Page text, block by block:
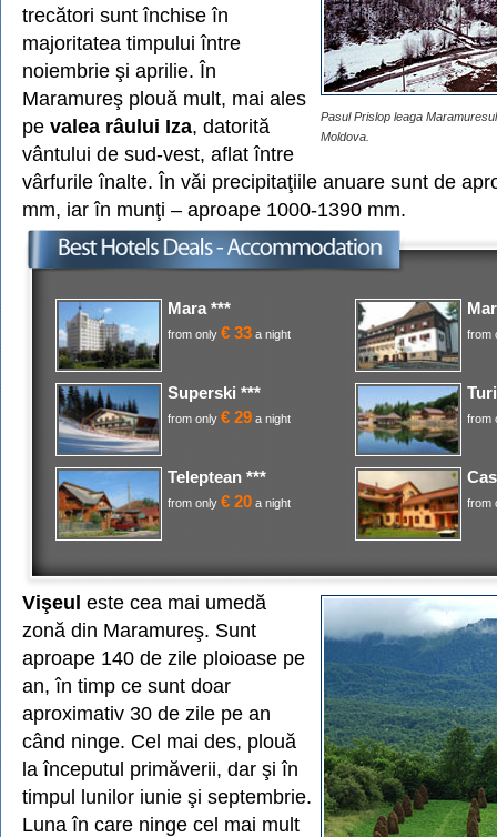
Pasul Prislop leaga
Moldova.
trecători sunt închise în
majoritatea timpului între
noiembrie şi aprilie. În
Maramureş plouă mult, mai ales
pe valea râului Iza, datorită
vântului de sud-vest, aflat între
vârfurile înalte. În văi precipitaţiile anuare sunt de
mm, iar în munţi – aproape 1000-1390 mm.
Mara ***
from only € 33 a night from
Superski ***
from only € 29 a night from
Teleptean ***
from only € 20 a night from
Vişeul este cea mai umedă
zonă din Maramureş. Sunt
aproape 140 de zile ploioase pe
an, în timp ce sunt doar
aproximativ 30 de zile pe an
când ninge. Cel mai des, plouă
la începutul primăverii, dar şi în
timpul lunilor iunie şi septembrie.
Luna în care ninge cel mai mult